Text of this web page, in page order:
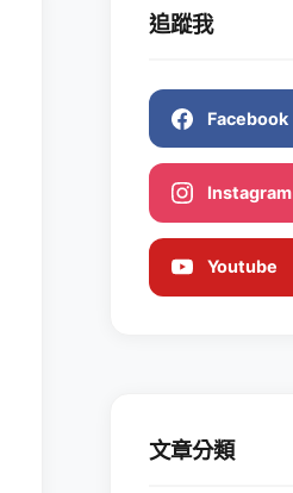
追蹤我
Facebook
Instagram
Youtube
文章分類